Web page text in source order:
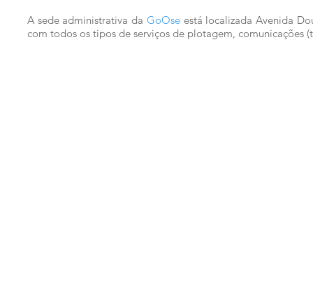
A sede administrativa da GoOseestá localizadaAvenida
com todos os tipos de serviços de plotagem, comunicações